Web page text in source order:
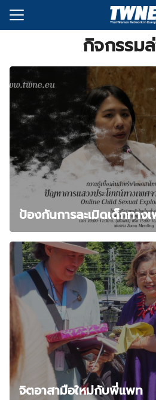
Skip
รา
มพ์
กิจกรรม
ป้องกันการละเมิดเด็กทาง
จิตอาสามือใหม่กับพี่แพท